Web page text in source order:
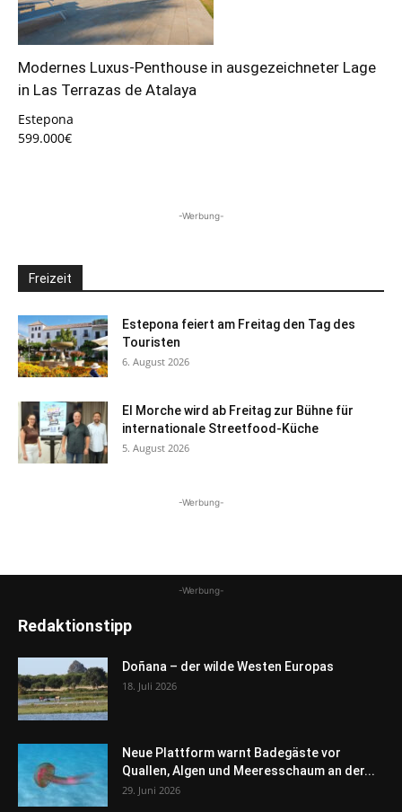
Modernes Luxus-Penthouse in ausgezeichneter Lage
in Las Terrazas de Atalaya
Estepona
599.000€
-Werbung-
Freizeit
Estepona feiert am Freitag den Tag des
Touristen
6. August 2026
El Morche wird ab Freitag zur Bühne für
internationale Streetfood-Küche
5. August 2026
-Werbung-
-Werbung-
Redaktionstipp
Doñana – der wilde Westen Europas
18. Juli 2026
Neue Plattform warnt Badegäste vor
Quallen, Algen und Meeresschaum an der...
29. Juni 2026